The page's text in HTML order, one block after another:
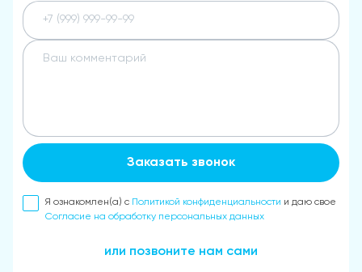
Заказать звонок
Я ознакомлен(а) с Политикой конфиденциальности и даю свое
Согласие на обработку персональных данных
или позвоните нам сами